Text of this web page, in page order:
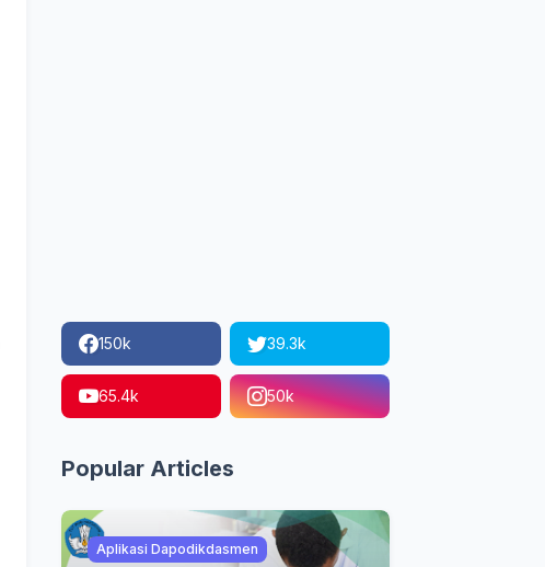
150k 39.3k
65.4k 50k
Popular Articles
Aplikasi Dapodikdasmen